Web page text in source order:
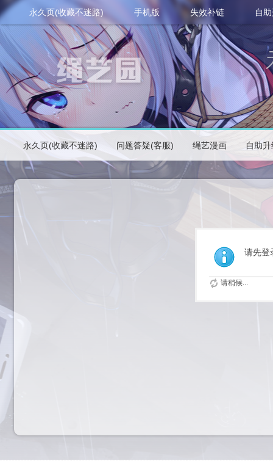
永久页(收藏不迷路) 手机版 失效补链 自
永久页(收藏不迷路) 问题答疑(客服) 绳艺漫画 自助
请先登
请稍候...